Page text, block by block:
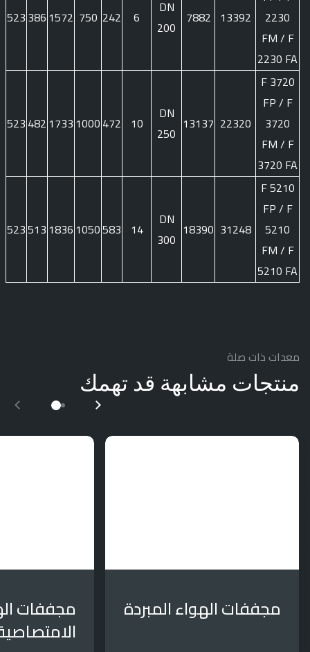
2230
FM / F
2230 FA
13392
7882
DN
200
6
242
750
1572
386
523
F 3720
FP / F
3720
FM / F
3720 FA
22320
13137
DN
250
10
472
1000
1733
482
523
F 5210
FP / F
5210
FM / F
5210 FA
31248
18390
DN
300
14
583
1050
1836
513
523
معدات ذات صلة
منتجات مشابهة قد تهمك
مجففات الهواء المبردة مجففات